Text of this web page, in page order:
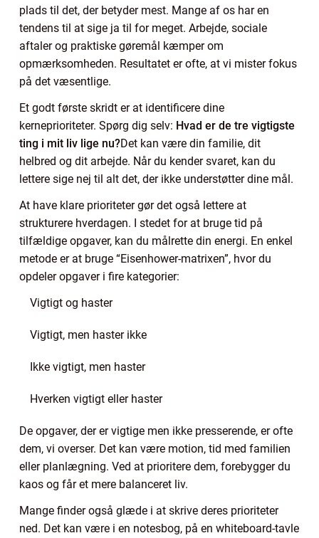
plads til det, der betyder mest. Mange af os har en
tendens til at sige ja til for meget. Arbejde, sociale
aftaler og praktiske gøremål kæmper om
opmærksomheden. Resultatet er ofte, at vi mister fokus
på det væsentlige.
Et godt første skridt er at identificere dine
kerneprioriteter. Spørg dig selv: Hvad er de tre vigtigste
ting i mit liv lige nu?Det kan være din familie, dit
helbred og dit arbejde. Når du kender svaret, kan du
lettere sige nej til alt det, der ikke understøtter dine mål.
At have klare prioriteter gør det også lettere at
strukturere hverdagen. I stedet for at bruge tid på
tilfældige opgaver, kan du målrette din energi. En enkel
metode er at bruge “Eisenhower-matrixen”, hvor du
opdeler opgaver i fire kategorier:
Vigtigt og haster
Vigtigt, men haster ikke
Ikke vigtigt, men haster
Hverken vigtigt eller haster
De opgaver, der er vigtige men ikke presserende, er ofte
dem, vi overser. Det kan være motion, tid med familien
eller planlægning. Ved at prioritere dem, forebygger du
kaos og får et mere balanceret liv.
Mange finder også glæde i at skrive deres prioriteter
ned. Det kan være i en notesbog, på en whiteboard-tavle